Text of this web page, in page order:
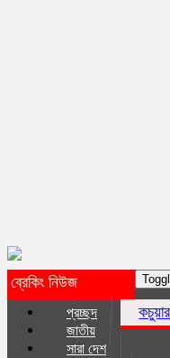
ব্রেকিং নিউজ
কচুয়ার নলুয়ায় ভয়াবহ
প্রচ্ছদ
জাতীয়
সারা দেশ